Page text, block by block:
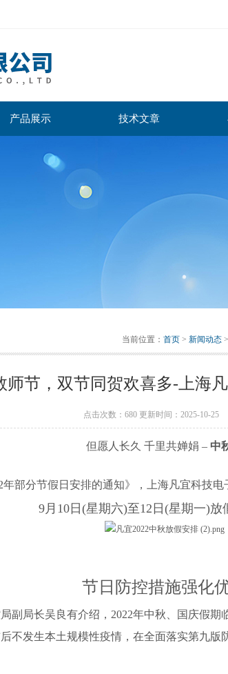
产品展示 技术文章
当前位置： 首页 > 新闻动态
师节，双节同贺欢喜多-上海
点击次数：680 更新时间：2025-10-25
但愿人长久 千里共婵娟 – 中
年部分节假日安排的通知》，上海凡宜科技电
9月10日(星期六)至12日(星期一)放
节日防控措施强化
副局长吴良有介绍，2022年中秋、国庆假
不发生本土规模性疫情，在全面落实第九